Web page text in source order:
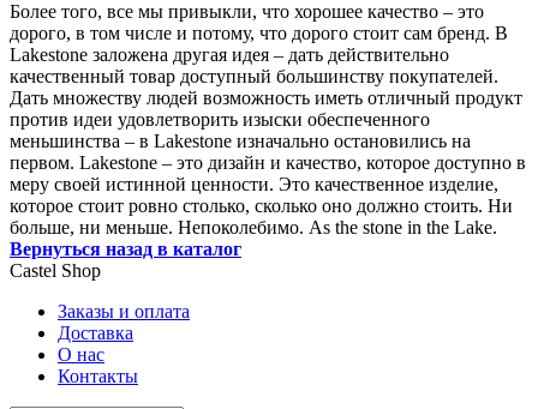
Более того, все мы привыкли, что хорошее качество – это
дорого, в том числе и потому, что дорого стоит сам бренд. В
Lakestone заложена другая идея – дать действительно
качественный товар доступный большинству покупателей.
Дать множеству людей возможность иметь отличный продукт
против идеи удовлетворить изыски обеспеченного
меньшинства – в Lakestone изначально остановились на
первом. Lakestone – это дизайн и качество, которое доступно в
меру своей истинной ценности. Это качественное изделие,
которое стоит ровно столько, сколько оно должно стоить. Ни
больше, ни меньше. Непоколебимо. As the stone in the Lake.
Вернуться назад в каталог
Castel Shop
Заказы и оплата
Доставка
О нас
Контакты